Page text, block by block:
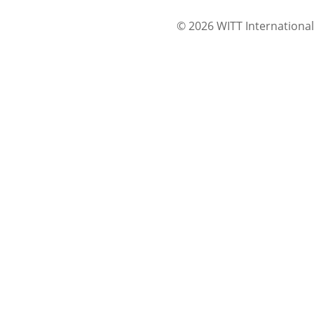
© 2026 WITT International